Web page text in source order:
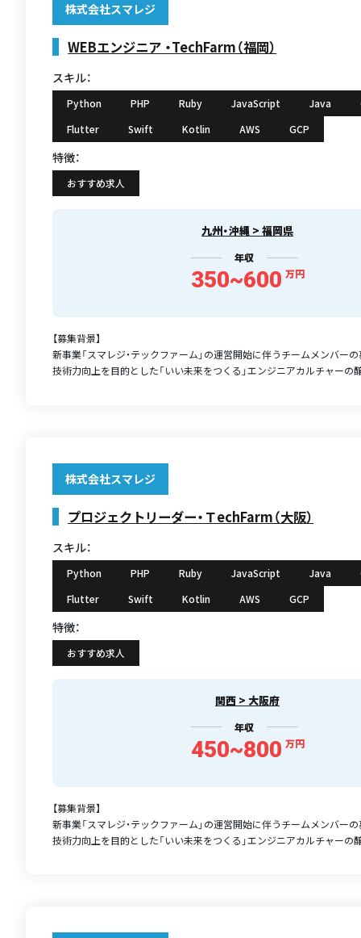
株式会社スマレジ
WEBエンジニア ・TechFarm（福岡）
スキル：
Python PHP Ruby JavaScript Java
Flutter
Swift Kotlin AWS GCP
特徴：
おすすめ求人
九州・沖縄 > 福岡県
年収
350~600 万円
【募集背景】
新事業「スマレジ・テックファーム」の運営開始に伴うチームメンバー
技術力向上を目的とした「いい未来をつくる」エンジニアカルチャーの
株式会社スマレジ
プロジェクトリーダー・ＴechFarm（大阪）
スキル：
Python PHP Ruby JavaScript Java
Flutter
Swift Kotlin AWS GCP
特徴：
おすすめ求人
関西 > 大阪府
年収
450~800 万円
【募集背景】
新事業「スマレジ・テックファーム」の運営開始に伴うチームメンバー
技術力向上を目的とした「いい未来をつくる」エンジニアカルチャーの